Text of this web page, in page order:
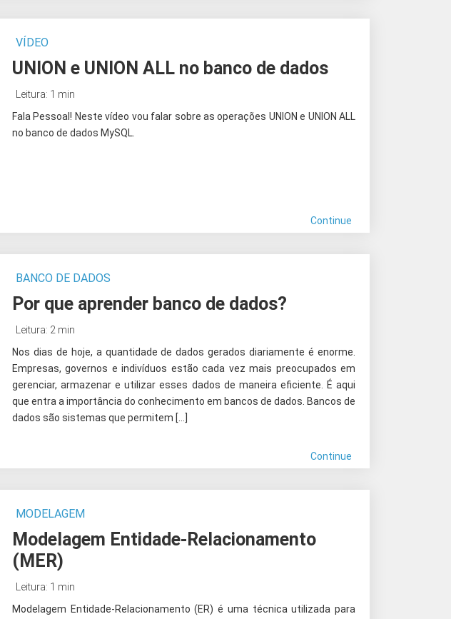
VÍDEO
UNION e UNION ALL no banco de dados
Leitura: 1 min
Fala Pessoal! Neste vídeo vou falar sobre as operações UNION e UNION ALL
no banco de dados MySQL.
Continue
BANCO DE DADOS
Por que aprender banco de dados?
Leitura: 2 min
Nos dias de hoje, a quantidade de dados gerados diariamente é enorme.
Empresas, governos e indivíduos estão cada vez mais preocupados em
gerenciar, armazenar e utilizar esses dados de maneira eficiente. É aqui
que entra a importância do conhecimento em bancos de dados. Bancos de
dados são sistemas que permitem […]
Continue
MODELAGEM
Modelagem Entidade-Relacionamento
(MER)
Leitura: 1 min
Modelagem Entidade-Relacionamento (ER) é uma técnica utilizada para